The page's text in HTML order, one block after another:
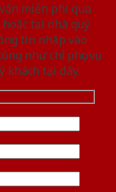
miễn phí qua
tại nhà quý
tin nhập vào
như chỉ phục vụ
khách tại đây.